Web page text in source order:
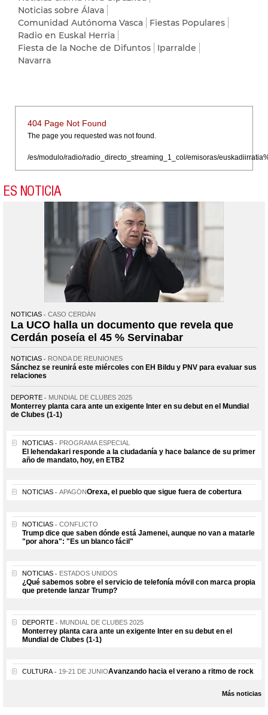
Noticias sobre Álava
Comunidad Autónoma Vasca
Fiestas Populares
Radio en Euskal Herria
Fiesta de la Noche de Difuntos
Iparralde
Navarra
404 Page Not Found
The page you requested was not found.
/es/modulo/radio/radio_directo_streaming_1_col/emisoras/
ES NOTICIA
NOTICIAS CASO CERDÁN
La UCO halla un documento que revela que
Cerdán poseía el 45 % Servinabar
NOTICIAS RONDA DE REUNIONES
Sánchez se reunirá este miércoles con EH Bildu y PNV para evaluar sus
relaciones
DEPORTE MUNDIAL DE CLUBES 2025
Monterrey planta cara ante un exigente Inter en su debut en el Mundial
de Clubes (1-1)
NOTICIAS PROGRAMA ESPECIAL
El lehendakari responde a la ciudadanía y hace balance de su primer
año de mandato, hoy, en ETB2
NOTICIAS APAGÓNOrexa, el pueblo que sigue fuera de cobertura
NOTICIAS CONFLICTO
Trump dice que saben dónde está Jamenei, aunque no van a matarle
"por ahora": "Es un blanco fácil"
NOTICIAS ESTADOS UNIDOS
¿Qué sabemos sobre el servicio de telefonía móvil con marca propia
que pretende lanzar Trump?
DEPORTE MUNDIAL DE CLUBES 2025
Monterrey planta cara ante un exigente Inter en su debut en el
Mundial de Clubes (1-1)
CULTURA 19-21 DE JUNIOAvanzando hacia el verano a ritmo de rock
Más noticias